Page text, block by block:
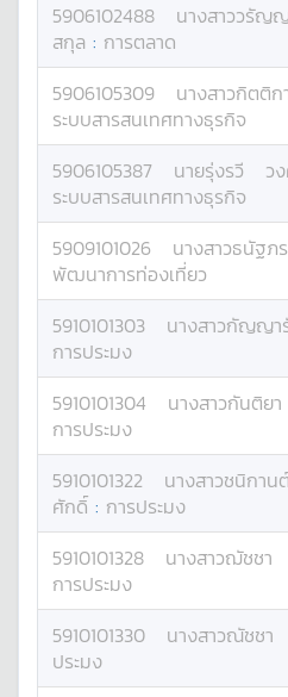
5906102488 นางสาววรัญ
สกุล : การตลาด
5906105309 นางสาวกิตติก
ระบบสารสนเทศทางธุรกิจ
5906105387 นายรุ่งรวี ว
ระบบสารสนเทศทางธุรกิจ
5909101026 นางสาวธนัฐภ
พัฒนาการท่องเที่ยว
5910101303 นางสาวกัญญา
การประมง
5910101304 นางสาวกันติยา
การประมง
5910101322 นางสาวชนิกาน
ศักดิ์ : การประมง
5910101328 นางสาวฌัชชา
การประมง
5910101330 นางสาวณัชชา
ประมง